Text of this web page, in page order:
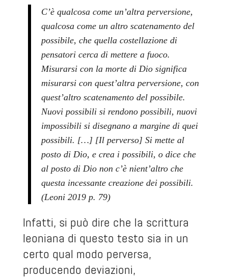
C’è qualcosa come un’altra perversione,
qualcosa come un altro scatenamento del
possibile, che quella costellazione di
pensatori cerca di mettere a fuoco.
Misurarsi con la morte di Dio significa
misurarsi con quest’altra perversione, con
quest’altro scatenamento del possibile.
Nuovi possibili si rendono possibili, nuovi
impossibili si disegnano a margine di quei
possibili. […] [Il perverso] Si mette al
posto di Dio, e crea i possibili, o dice che
al posto di Dio non c’è nient’altro che
questa incessante creazione dei possibili.
(Leoni 2019 p. 79)
Infatti, si può dire che la scrittura
leoniana di questo testo sia in un
certo qual modo perversa,
producendo deviazioni,